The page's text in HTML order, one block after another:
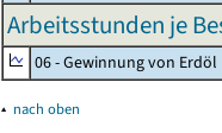
Arbeitsstunden je
06 - Gewinnung von Erdöl
▴ nach oben